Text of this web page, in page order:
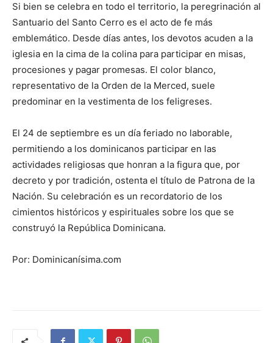
Si bien se celebra en todo el territorio, la peregrinación al
Santuario del Santo Cerro es el acto de fe más
emblemático. Desde días antes, los devotos acuden a la
iglesia en la cima de la colina para participar en misas,
procesiones y pagar promesas. El color blanco,
representativo de la Orden de la Merced, suele
predominar en la vestimenta de los feligreses.
El 24 de septiembre es un día feriado no laborable,
permitiendo a los dominicanos participar en las
actividades religiosas que honran a la figura que, por
decreto y por tradición, ostenta el título de Patrona de la
Nación. Su celebración es un recordatorio de los
cimientos históricos y espirituales sobre los que se
construyó la República Dominicana.
Por: Dominicanísima.com